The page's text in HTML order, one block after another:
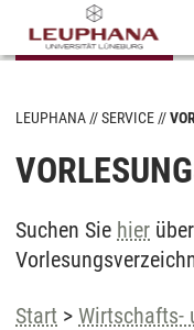
LEUPHANA SERVICE
Suchen Sie hier
Start > Wirtschafts-